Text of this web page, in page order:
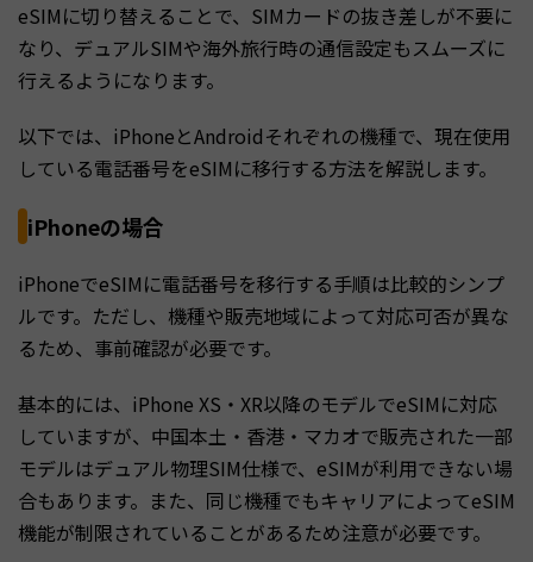
eSIMに切り替えることで、SIMカードの抜き差しが不要に
なり、デュアルSIMや海外旅行時の通信設定もスムーズに
行えるようになります。
以下では、iPhoneとAndroidそれぞれの機種で、現在使用
している電話番号をeSIMに移行する方法を解説します。
iPhoneの場合
iPhoneでeSIMに電話番号を移行する手順は比較的シンプ
ルです。ただし、機種や販売地域によって対応可否が異な
るため、事前確認が必要です。
基本的には、iPhone XS・XR以降のモデルでeSIMに対応
していますが、中国本土・香港・マカオで販売された一部
モデルはデュアル物理SIM仕様で、eSIMが利用できない場
合もあります。また、同じ機種でもキャリアによってeSIM
機能が制限されていることがあるため注意が必要です。